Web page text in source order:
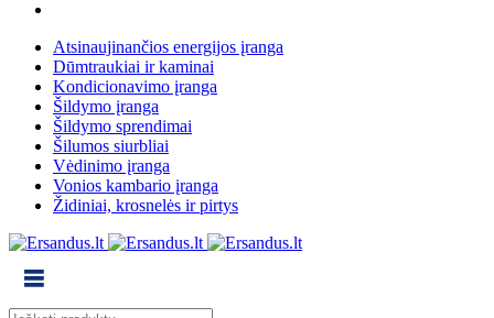
Atsinaujinančios energijos įranga
Dūmtraukiai ir kaminai
Kondicionavimo įranga
Šildymo įranga
Šildymo sprendimai
Šilumos siurbliai
Vėdinimo įranga
Vonios kambario įranga
Židiniai, krosnelės ir pirtys